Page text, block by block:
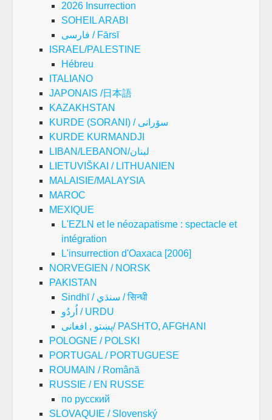
2026 Insurrection
SOHEIL ARABI
فارسی / Fārsī
ISRAEL/PALESTINE
Hébreu
ITALIANO
JAPONAIS /日本語
KAZAKHSTAN
KURDE (SORANI) / سۆرانی
KURDE KURMANDJI
LIBAN/LEBANON/لبنان
LIETUVIŠKAI / LITHUANIEN
MALAISIE/MALAYSIA
MAROC
MEXIQUE
L'EZLN et le néozapatisme : spectacle et
intégration
L'insurrection d'Oaxaca [2006]
NORVEGIEN / NORSK
PAKISTAN
Sindhī / سنڌي / सिन्धी
اُردُو / URDU
پښتو , افغانی/ PASHTO, AFGHANI
POLOGNE / POLSKI
PORTUGAL / PORTUGUESE
ROUMAIN / Română
RUSSIE / EN RUSSE
по русский
SLOVAQUIE / Slovenský